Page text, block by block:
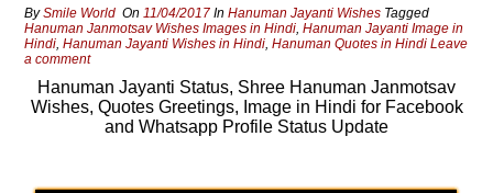
BySmile World On11/04/2017 InHanuman Jayanti Wishes Tagged
Hanuman Janmotsav Wishes Images in Hindi,Hanuman Jayanti Image in
Hindi,Hanuman Jayanti Wishes in Hindi,Hanuman Quotes in Hindi Leave
a comment
Hanuman Jayanti Status, Shree Hanuman Janmotsav
Wishes, Quotes Greetings, Image in Hindi for Facebook
and Whatsapp Profile Status Update